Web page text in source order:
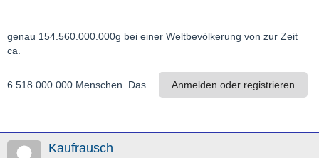
genau 154.560.000.000g bei einer Weltbevölkerung von zur Zeit
ca.
6.518.000.000 Menschen. Das… Anmelden oder registrieren
Kaufrausch